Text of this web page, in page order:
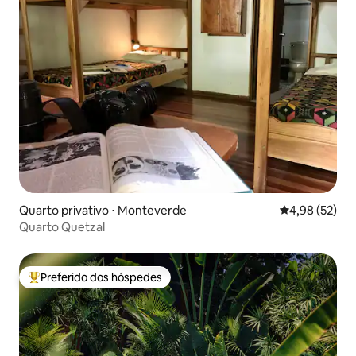
Quarto privativo ⋅ Monteverde 4,98 de uma
4,98 (52)
Quarto Quetzal
Entre os melhores preferidos dos hóspedes
Preferido dos hóspedes